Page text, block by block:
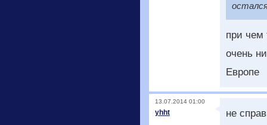
при чем
очень
Европе
13.07.2014 01:00
yhht
не